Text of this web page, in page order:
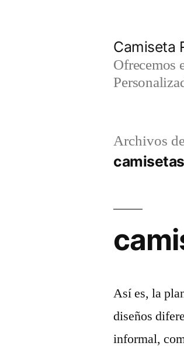
Camiseta
Ofrecemos
Archivos
Así es, la
diseños
informal,